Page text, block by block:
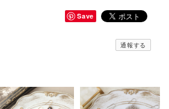
Save
通報する